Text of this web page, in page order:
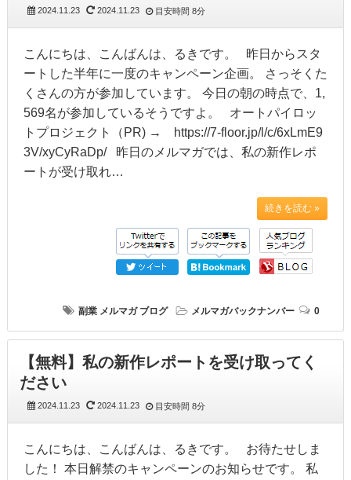
2024.11.23 2024.11.23 目安時間 8分
こんにちは、こんばんは、るきです。 昨日からスタ
ートした半年に一度のキャンペーン企画。 さっそくた
くさんの方が参加しています。 今日の朝の時点で、1,
569名が参加しているそうですよ。 オートパイロッ
トプロジェクト（PR) → https://7-floor.jp/l/c/6xLmE9
3V/xyCyRaDp/ 昨日のメルマガでは、私の新作レポ
ートが受け取れ…
続きを読む »
副業 メルマガ ブログ メルマガバックナンバー 0
【無料】私の新作レポートを受け取ってく
ださい
2024.11.23 2024.11.23 目安時間 8分
こんにちは、こんばんは、るきです。 お待たせしま
した！ 本日解禁のキャンペーンのお知らせです。 私